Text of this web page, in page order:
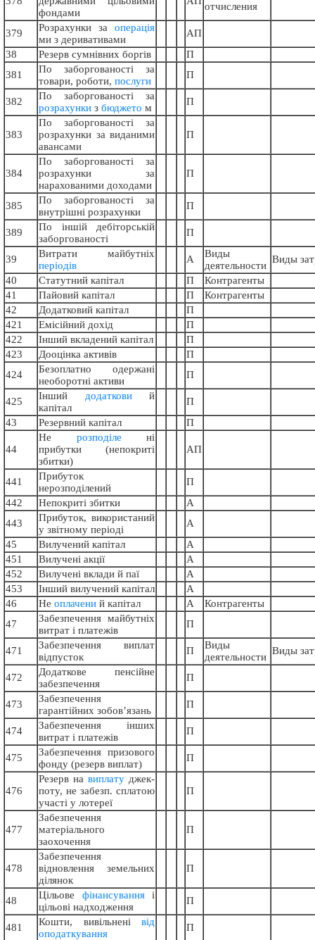
фондами
отчисления
379 Розрахунки за операція
ми з деривативами
АП
38
Резерв сумнівних боргів
П
381
По заборгованості за
товари, роботи, послуги
П
382
По заборгованості за
розрахунки з бюджето м
П
383
По заборгованості за
розрахунки за виданими
авансами
П
384
По заборгованості за
розрахунки за
нарахованими доходами
П
385
По заборгованості за
внутрішні розрахунки
П
389
По іншій дебіторській
заборгованості
П
39
Витрати майбутніх
періодів
А
Виды
деятельности
Виды
40
Статутний капітал П
Контрагенты
41
Пайовий капітал П
Контрагенты
42
Додатковий капітал
П
421
Емісійний дохід
П
422
Інший вкладений капітал
П
423
Дооцінка активів
П
424
Безоплатно одержані
необоротні активи
П
425 Інший додатковий
капітал
П
43
Резервний капітал П
44
Не розподіле ні
прибутки (непокриті
збитки)
АП
441
Прибуток
нерозподілений
П
442
Непокриті збитки
А
443
Прибуток, використаний
у звітному періоді
А
45
Вилучений капітал
А
451
Вилучені акції
А
452
Вилучені вклади й паї
А
453
Інший вилучений капітал
А
46
Не оплачени й капітал А
Контрагенты
47
Забезпечення майбутніх
витрат і платежів
П
471
Забезпечення виплат
відпусток
П
Виды
деятельности
Виды
472
Додаткове пенсійне
забезпечення
П
473
Забезпечення
гарантійних зобов’язань
П
474
Забезпечення інших
витрат і платежів
П
475
Забезпечення призового
фонду (резерв виплат)
П
476
Резерв на виплату джек-
поту, не забезп. сплатою
участі у лотереї
П
477
Забезпечення
матеріального
заохочення
П
478
Забезпечення
відновлення земельних
ділянок
П
48 Цільове фінансуванняі
цільові надходження
П
481 Кошти, вивільнені від
оподаткування
П